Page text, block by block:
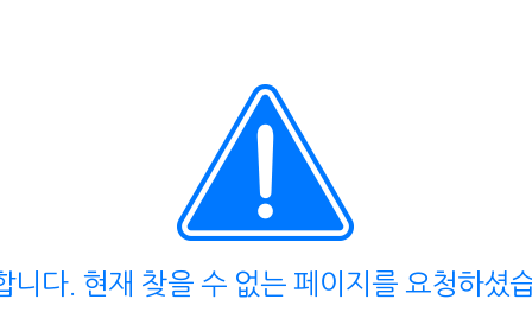
니다. 현재 찾을 수 없는 페이지를 요청하셨